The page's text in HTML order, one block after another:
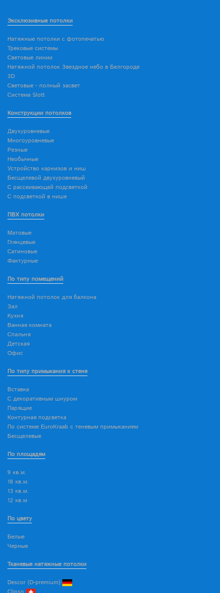
Эксклюзивные потолки
Натяжные потолки с фотопечатью
Трековые системы
Световые линии
Натяжной потолок Звездное небо в Белгороде
3D
Световые - полный засвет
Система Slott
Конструкции потолков
Двухуровневые
Многоуровневые
Резные
Необычные
Устройство карнизов и ниш
Бесщелевой двухуровневый
С рассеивающей подсветкой
С подсветкой в нише
ПВХ потолки
Матовые
Глянцевые
Сатиновые
Фактурные
По типу помещений
Натяжной потолок для балкона
Зал
Кухня
Ванная комната
Спальня
Детская
Офис
По типу примыкания к стене
Вставка
С декоративным шнуром
Парящие
Контурная подсветка
По системе EuroKraab с теневым примыканием
Бесщелевые
По площадям
9 кв.м.
18 кв.м.
13 кв.м.
12 кв.м
По цвету
Белые
Черные
Тканевые натяжные потолки
Descor (D-premium)